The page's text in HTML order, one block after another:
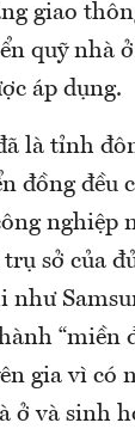
giao
quỹ nhà
áp dụng.
là tỉnh
đồng đều
nghiệp
sở của
như
“miền
gia vì có
ở và sinh